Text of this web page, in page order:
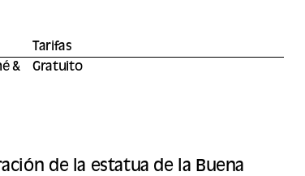
&
Tarifas
Gratuito
de la estatua de la Buena